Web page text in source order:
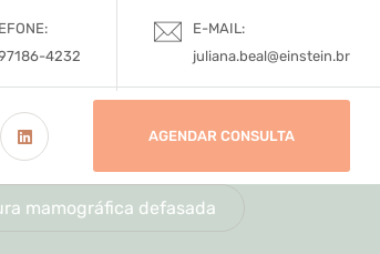
4232
E-MAIL:
juliana.beal@einstein.br
AGENDAR CONSULTA
mamográfica defasada